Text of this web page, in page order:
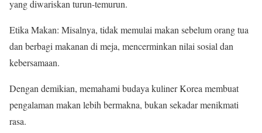
yang diwariskan turun-temurun.
Etika Makan: Misalnya, tidak memulai makan sebelum orang tua
dan berbagi makanan di meja, mencerminkan nilai sosial dan
kebersamaan.
Dengan demikian, memahami budaya kuliner Korea membuat
pengalaman makan lebih bermakna, bukan sekadar menikmati
rasa.